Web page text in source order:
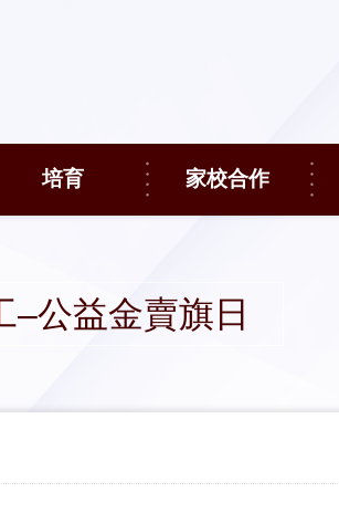
培育 家校合作
–公益金賣旗日